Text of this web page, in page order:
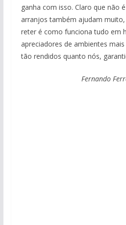
ganha com isso. Claro que não
arranjos também ajudam
reter é como funciona tudo em
apreciadores de ambientes
tão rendidos quanto nós,
Fernando